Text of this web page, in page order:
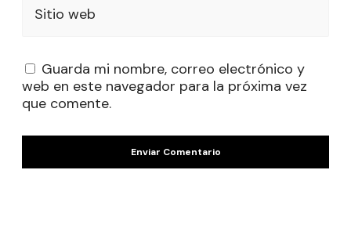
Sitio web
Guarda mi nombre, correo electrónico y
web en este navegador para la próxima vez
que comente.